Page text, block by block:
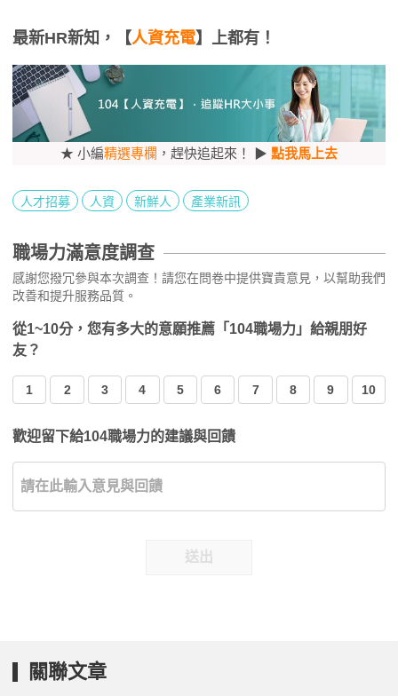
最新HR新知，【人資充電】上都有！
★ 小編精選專欄 ，趕快追起來！ ▶ 點我馬上去
人才招募 人資 新鮮人 產業新訊
職場力滿意度調查
感謝您撥冗參與本次調查！請您在問卷中提供寶貴意見，以幫助我們
改善和提升服務品質。
從1~10分，您有多大的意願推薦「104職場力」給親朋好
友？
1 2 3 4 5 6 7 8 9 10
歡迎留下給104職場力的建議與回饋
送出
關聯文章